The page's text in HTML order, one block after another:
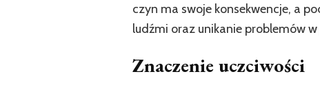
czyn ma swoje konsekwencje, a
ludźmi oraz unikanie problemów w
Znaczenie uczciwości